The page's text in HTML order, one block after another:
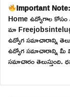
Important Note:
Home ఉద్యోగాల కోసం
మా
ఉద్యోగ సమాచారాన్ని
ఉద్యోగ సమాచారాన్ని మీ
సమాచారం తెలుస్తుంది.